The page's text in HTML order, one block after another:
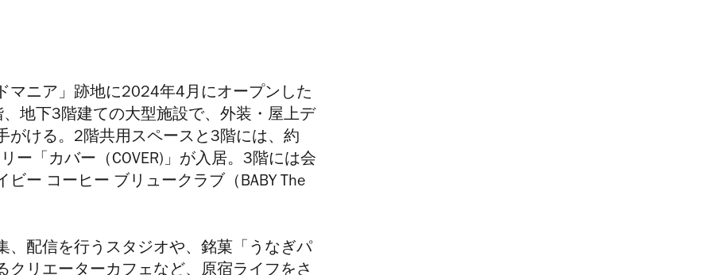
マニア」跡地に2024年4月にオープンした
地下3階建ての大型施設で、外装・屋上デ
ける。 2階共用スペースと3階には、約
ー「カバー（COVER)」が入居。3階には会
ビー コーヒー ブリュークラブ（ BABY The
、配信を行うスタジオや、銘菓「うなぎパ